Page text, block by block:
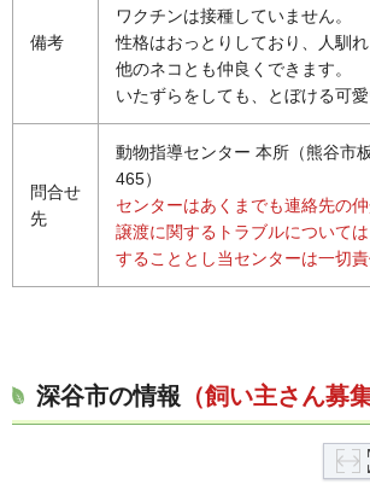
備考
ワクチンは接種していません。
性格はおっとりしており、人馴れ
他のネコとも仲良くできます。
いたずらをしても、とぼける可愛
問合せ
先
動物指導センター 本所（熊谷市
465）
センターはあくまでも連絡先の仲
譲渡に関するトラブルについて
することとし当センターは一切責
深谷市の情報 （飼い主さん募